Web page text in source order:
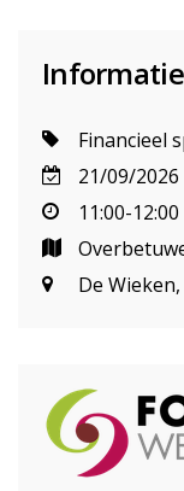
Informatie
Financieel
21/09/2026
11:00-
De